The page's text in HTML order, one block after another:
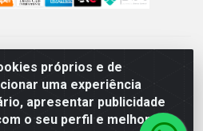
próprios e de
uma experiência
apresentar publicidade
o seu perfil e melhorar a
E LOGÍSTICA DE MATERIAL
- AV. DA INTEGRAÇÃO, 790 -
CE - CEP 61.604-505 - CNPJ
0001-20